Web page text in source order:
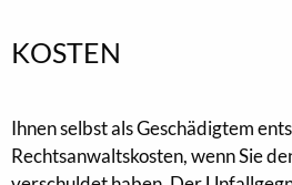
KOSTEN
Ihnen selbst als Geschädigtem
Rechtsanwaltskosten, wenn Sie